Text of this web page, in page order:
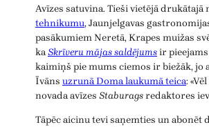
Avīzes satuvina. Tieši vietējā drukātajā
tehnikumu, Jaunjelgavas
pasākumiem Neretā, Krapes muižas
kaSkrīveru mājas saldējumsir
kaimiņš pie mums ciemos ir biežāk, jo
Īvāns uzrunā Doma laukumā teica:
novada avīzes Staburagsredaktores
Tāpēc aicinu tevi saņemties un